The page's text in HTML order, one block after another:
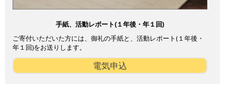
手紙、活動レポート(１年後・年１回)
ご寄付いただいた方には、御礼の手紙と、活動レポート(１年後・
年１回)をお送りします。
電気申込